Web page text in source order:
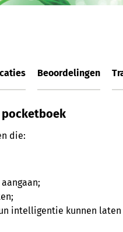
Beoordelingen
die:
intelligentie kunnen laten